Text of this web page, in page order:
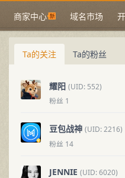
商家中心 域名市场
Ta的关注 Ta的粉丝
耀阳 (UID: 552)
粉丝 1
豆包战神 (UID: 2216)
粉丝 14
JENNIE (UID: 6020)